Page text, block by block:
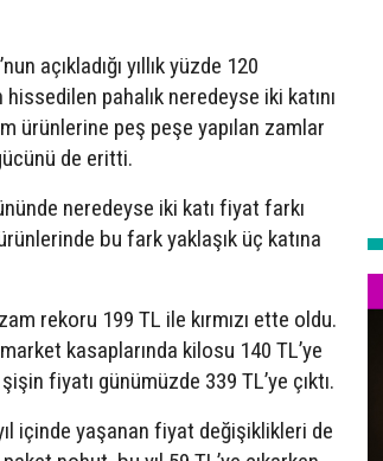
açıkladığı yıllık yüzde 120
pahalık neredeyse iki katını
ürünlerine peş peşe yapılan zamlar
de eritti.
neredeyse iki katı fiyat farkı
bu fark yaklaşık üç katına
rekoru 199 TL ile kırmızı ette oldu.
market kasaplarında kilosu 140 TL’ye
fiyatı günümüzde 339 TL’ye çıktı.
içinde yaşanan fiyat değişiklikleri de